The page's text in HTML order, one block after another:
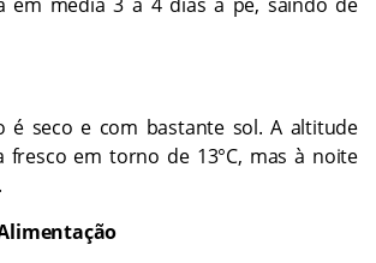
é seco e com bastante sol. A altitude
fresco em torno de 13°C, mas à noite